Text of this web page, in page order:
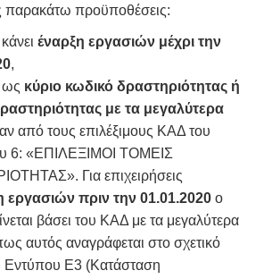
παρακάτω προϋποθέσεις:
έναρξη εργασιών μέχρι την
,
ως κύριο κωδικό δραστηριότητας ή
με τα μεγαλύτερα
από τους επιλέξιμους ΚΑΔ του
6: «ΕΠΙΛΕΞΙΜΟΙ ΤΟΜΕΙΣ
Για επιχειρήσεις
εργασιών πριν την 01.01.2020 ο
βάσει του ΚΑΔ με τα μεγαλύτερα
αυτός αναγράφεται στο σχετικό
Εντύπου Ε3 (Κατάσταση